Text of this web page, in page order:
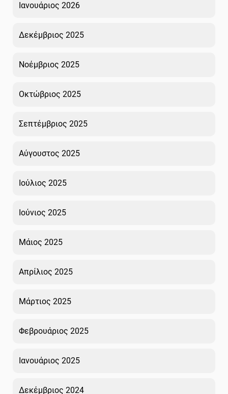
Ιανουάριος 2026
Δεκέμβριος 2025
Νοέμβριος 2025
Οκτώβριος 2025
Σεπτέμβριος 2025
Αύγουστος 2025
Ιούλιος 2025
Ιούνιος 2025
Μάιος 2025
Απρίλιος 2025
Μάρτιος 2025
Φεβρουάριος 2025
Ιανουάριος 2025
Δεκέμβριος 2024